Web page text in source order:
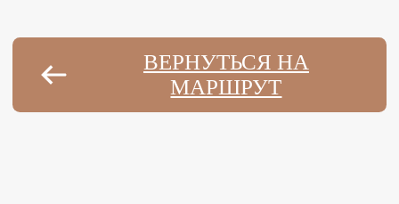
АВТОРСКИЙ ГИД
Культурно-гастрономические
маршруты по шести регионам